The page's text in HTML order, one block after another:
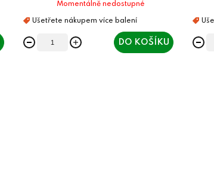
Momentálně nedostupné
DO KOŠÍKU